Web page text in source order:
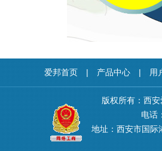
爱邦首页 | 产品中心 | 用
版权所有：西
电话
地址：西安市国际